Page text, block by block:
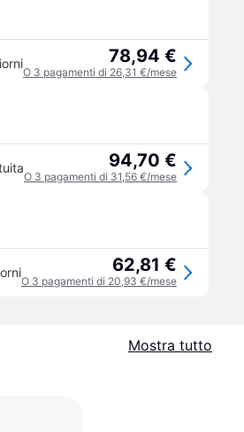
78,94 €
O 3 pagamenti di 26,31 €/mese
94,70 €
O 3 pagamenti di 31,56 €/mese
62,81 €
O 3 pagamenti di 20,93 €/mese
Mostra tutto